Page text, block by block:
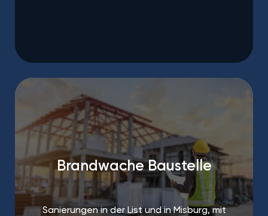
Brandwache Baustelle
Sanierungen in der List und in Misburg, mit